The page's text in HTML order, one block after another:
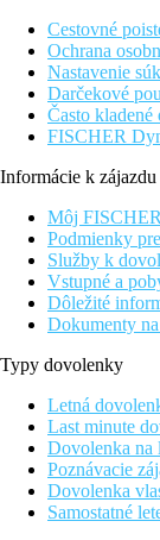
Cestovné
Ochrana
Nastavenie
Darčekové
Často kladené
FISCHER
Informácie k zájazdu
Môj FISCHER
Podmienky
Služby k
Vstupné a
Dôležité
Dokumenty
Typy dovolenky
Letná
Last minute
Dovolenka na
Poznávacie
Dovolenka
Samostatné